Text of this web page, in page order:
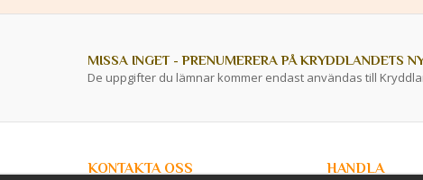
MISSA INGET - PRENUMERERA PÅ KRYDDLANDETS
De uppgifter du lämnar kommer endast användas till
KONTAKTA OSS HANDLA